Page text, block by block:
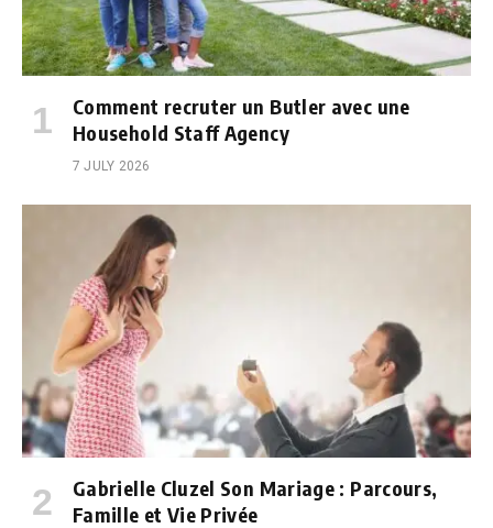
Comment recruter un Butler avec une
Household Staff Agency
7 JULY 2026
Gabrielle Cluzel Son Mariage : Parcours,
Famille et Vie Privée